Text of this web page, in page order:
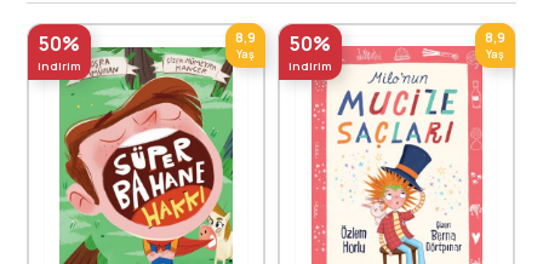
50%
indirim
8,9
Yaş 50%
indirim
8,9
Yaş